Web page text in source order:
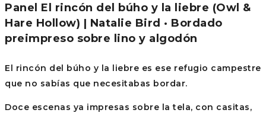
Panel El rincón del búho y la liebre (Owl &
Hare Hollow) | Natalie Bird · Bordado
preimpreso sobre lino y algodón
El rincón del búho y la liebre es ese refugio campestre
que no sabías que necesitabas bordar.
Doce escenas ya impresas sobre la tela, con casitas,